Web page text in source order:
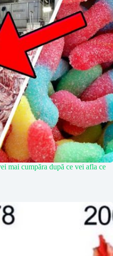
mai cumpăra după ce vei afla ce